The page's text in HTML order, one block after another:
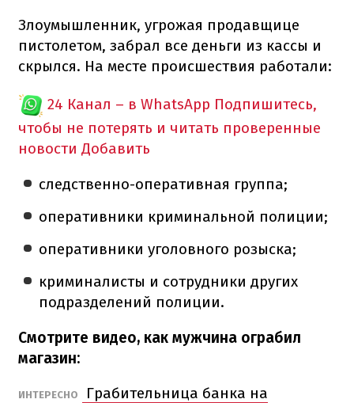
Злоумышленник, угрожая продавщице
пистолетом, забрал все деньги из кассы и
скрылся. На месте происшествия работали:
24 Канал – в WhatsApp Подпишитесь,
чтобы не потерять и читать проверенные
новости Добавить
следственно-оперативная группа;
оперативники криминальной полиции;
оперативники уголовного розыска;
криминалисты и сотрудники других
подразделений полиции.
Смотрите видео, как мужчина ограбил
магазин:
ИНТЕРЕСНО
Грабительница банка на